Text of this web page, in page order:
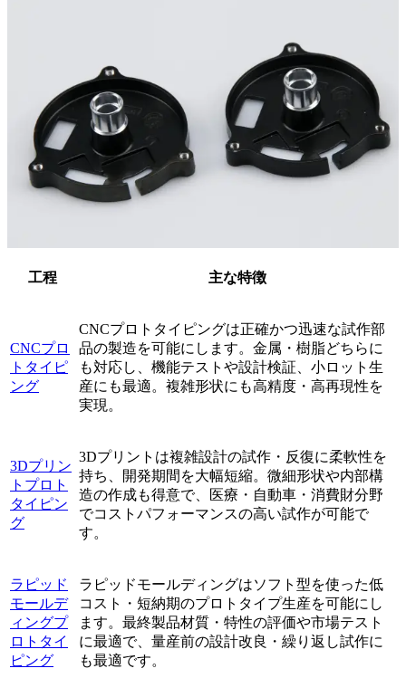
工程 主な特徴
CNCプロ
トタイピ
ング
CNCプロトタイピングは正確かつ迅速な試作部
品の製造を可能にします。金属・樹脂どちらに
も対応し、機能テストや設計検証、小ロット生
産にも最適。複雑形状にも高精度・高再現性を
実現。
3Dプリン
トプロト
タイピン
グ
3Dプリントは複雑設計の試作・反復に柔軟性を
持ち、開発期間を大幅短縮。微細形状や内部構
造の作成も得意で、医療・自動車・消費財分野
でコストパフォーマンスの高い試作が可能で
す。
ラピッド
モールデ
ィングプ
ロトタイ
ピング
ラピッドモールディングはソフト型を使った低
コスト・短納期のプロトタイプ生産を可能にし
ます。最終製品材質・特性の評価や市場テスト
に最適で、量産前の設計改良・繰り返し試作に
も最適です。